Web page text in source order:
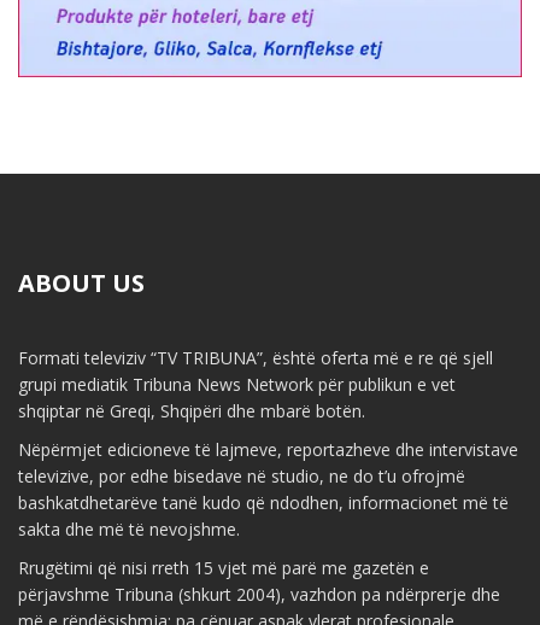
ABOUT US
Formati televiziv “TV TRIBUNA”, është oferta më e re që sjell
grupi mediatik Tribuna News Network për publikun e vet
shqiptar në Greqi, Shqipëri dhe mbarë botën.
Nëpërmjet edicioneve të lajmeve, reportazheve dhe intervistave
televizive, por edhe bisedave në studio, ne do t’u ofrojmë
bashkatdhetarëve tanë kudo që ndodhen, informacionet më të
sakta dhe më të nevojshme.
Rrugëtimi që nisi rreth 15 vjet më parë me gazetën e
përjavshme Tribuna (shkurt 2004), vazhdon pa ndërprerje dhe